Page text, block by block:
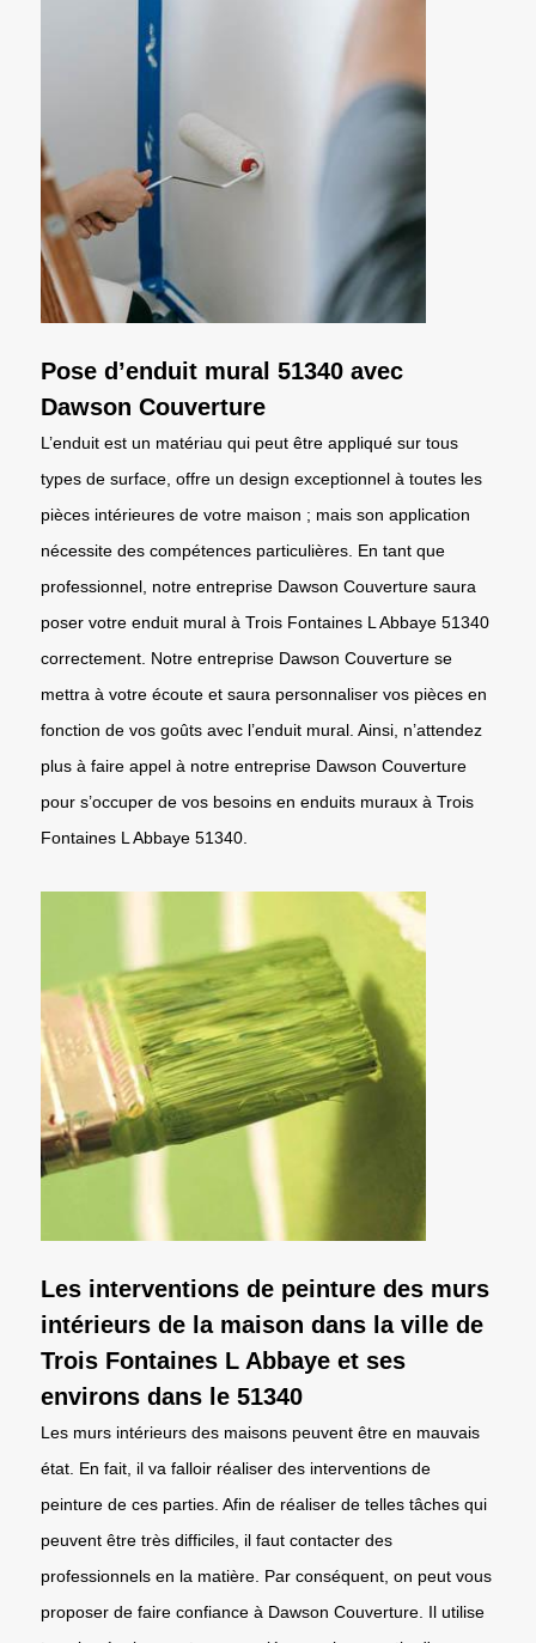
Pose d’enduit mural 51340 avec
Dawson Couverture
L’enduit est un matériau qui peut être appliqué sur tous
types de surface, offre un design exceptionnel à toutes les
pièces intérieures de votre maison ; mais son application
nécessite des compétences particulières. En tant que
professionnel, notre entreprise Dawson Couverture saura
poser votre enduit mural à Trois Fontaines L Abbaye 51340
correctement. Notre entreprise Dawson Couverture se
mettra à votre écoute et saura personnaliser vos pièces en
fonction de vos goûts avec l’enduit mural. Ainsi, n’attendez
plus à faire appel à notre entreprise Dawson Couverture
pour s’occuper de vos besoins en enduits muraux à Trois
Fontaines L Abbaye 51340.
Les interventions de peinture des murs
intérieurs de la maison dans la ville de
Trois Fontaines L Abbaye et ses
environs dans le 51340
Les murs intérieurs des maisons peuvent être en mauvais
état. En fait, il va falloir réaliser des interventions de
peinture de ces parties. Afin de réaliser de telles tâches qui
peuvent être très difficiles, il faut contacter des
professionnels en la matière. Par conséquent, on peut vous
proposer de faire confiance à Dawson Couverture. Il utilise